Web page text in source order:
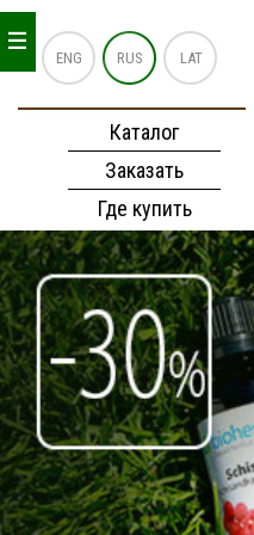
ENG RUS LAT
Каталог
Заказать
Где купить
_
_
_